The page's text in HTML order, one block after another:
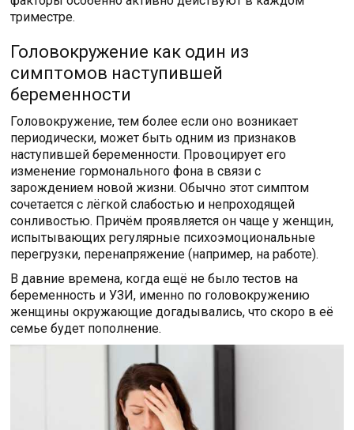
триместре.
Головокружение как один из
симптомов наступившей
беременности
Головокружение, тем более если оно возникает
периодически, может быть одним из признаков
наступившей беременности. Провоцирует его
изменение гормонального фона в связи с
зарождением новой жизни. Обычно этот симптом
сочетается с лёгкой слабостью и непроходящей
сонливостью. Причём проявляется он чаще у женщин,
испытывающих регулярные психоэмоциональные
перегрузки, перенапряжение (например, на работе).
В давние времена, когда ещё не было тестов на
беременность и УЗИ, именно по головокружению
женщины окружающие догадывались, что скоро в её
семье будет пополнение.